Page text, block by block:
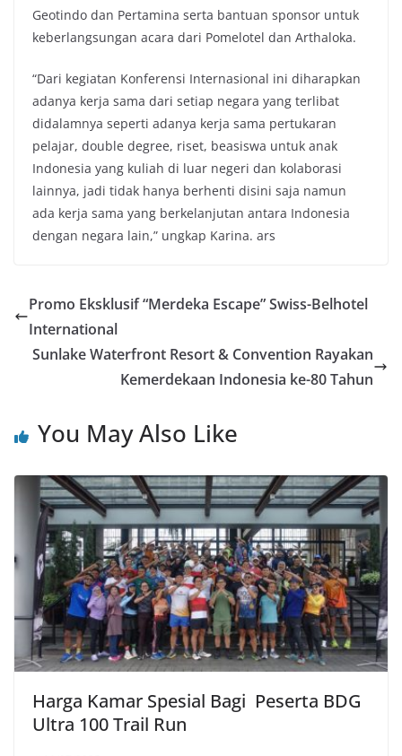
Geotindo dan Pertamina serta bantuan sponsor untuk
keberlangsungan acara dari Pomelotel dan Arthaloka.
“Dari kegiatan Konferensi Internasional ini diharapkan
adanya kerja sama dari setiap negara yang terlibat
didalamnya seperti adanya kerja sama pertukaran
pelajar, double degree, riset, beasiswa untuk anak
Indonesia yang kuliah di luar negeri dan kolaborasi
lainnya, jadi tidak hanya berhenti disini saja namun
ada kerja sama yang berkelanjutan antara Indonesia
dengan negara lain,” ungkap Karina. ars
Promo Eksklusif “Merdeka Escape” Swiss-Belhotel
International
Sunlake Waterfront Resort & Convention Rayakan
Kemerdekaan Indonesia ke-80 Tahun
You May Also Like
Harga Kamar Spesial Bagi Peserta BDG
Ultra 100 Trail Run